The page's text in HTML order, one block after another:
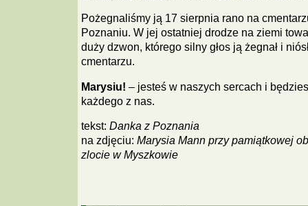
Pożegnaliśmy ją 17 sierpnia rano na
Poznaniu. W jej ostatniej drodze na ziemi
duży dzwon, którego silny głos ją żegnał i
cmentarzu.
Marysiu! – jesteś w naszych sercach i
każdego z nas.
tekst: Danka z Poznania
na zdjęciu: Marysia Mann przy pamiątkowej
zlocie w Myszkowie